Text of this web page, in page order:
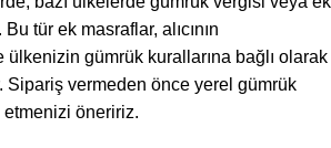
tür ek masraflar, alıcının
ülkenizin gümrük kurallarına bağlı olarak
Sipariş vermeden önce yerel gümrük
öneririz.